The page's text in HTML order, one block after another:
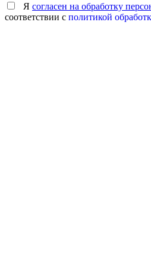
Я согласен на обработку
соответствии с политикой